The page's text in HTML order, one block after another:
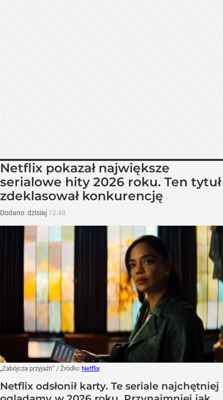
Netflix pokazał największe
serialowe hity 2026 roku. Ten tytuł
zdeklasował konkurencję
Dodano:dzisiaj 12:48
„Zabójcza przyjaźń” / Źródło: Netflix
Netflix odsłonił karty. Te seriale najchętniej